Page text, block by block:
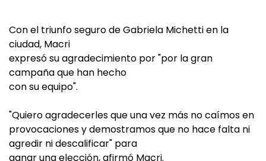
Con el triunfo seguro de Gabriela Michetti en la
ciudad, Macri
expresó su agradecimiento por "por la gran
campaña que han hecho
con su equipo".
"Quiero agradecerles que una vez más no caímos en
provocaciones y demostramos que no hace falta ni
agredir ni descalificar" para
ganar una elección, afirmó Macri.